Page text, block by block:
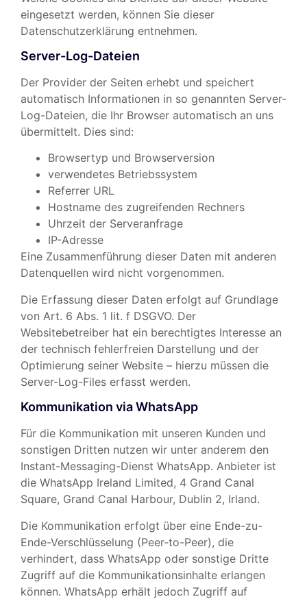
eingesetzt werden, können Sie dieser
Datenschutzerklärung entnehmen.
Server-Log-Dateien
Der Provider der Seiten erhebt und speichert
automatisch Informationen in so genannten Server-
Log-Dateien, die Ihr Browser automatisch an uns
übermittelt. Dies sind:
Browsertyp und Browserversion
verwendetes Betriebssystem
Referrer URL
Hostname des zugreifenden Rechners
Uhrzeit der Serveranfrage
IP-Adresse
Eine Zusammenführung dieser Daten mit anderen
Datenquellen wird nicht vorgenommen.
Die Erfassung dieser Daten erfolgt auf Grundlage
von Art. 6 Abs. 1 lit. f DSGVO. Der
Websitebetreiber hat ein berechtigtes Interesse an
der technisch fehlerfreien Darstellung und der
Optimierung seiner Website – hierzu müssen die
Server-Log-Files erfasst werden.
Kommunikation via WhatsApp
Für die Kommunikation mit unseren Kunden und
sonstigen Dritten nutzen wir unter anderem den
Instant-Messaging-Dienst WhatsApp. Anbieter ist
die WhatsApp Ireland Limited, 4 Grand Canal
Square, Grand Canal Harbour, Dublin 2, Irland.
Die Kommunikation erfolgt über eine Ende-zu-
Ende-Verschlüsselung (Peer-to-Peer), die
verhindert, dass WhatsApp oder sonstige Dritte
Zugriff auf die Kommunikationsinhalte erlangen
können. WhatsApp erhält jedoch Zugriff auf